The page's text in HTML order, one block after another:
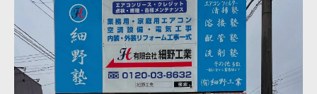
快適生活実現のための適正能力の見極め
部屋の広さと予算から見極める選び方ガイド
快適生活を支える部屋の広さ別選び方
空調のHOSONOが解説する予算の考え方